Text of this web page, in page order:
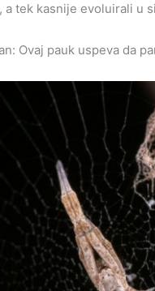
a tek kasnije evoluirali u
Ovaj pauk uspeva da